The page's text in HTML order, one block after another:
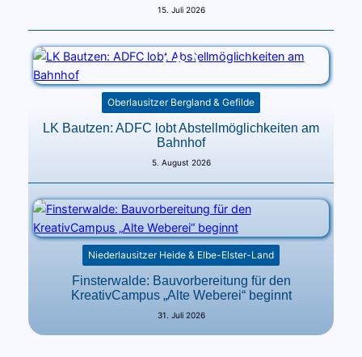
15. Juli 2026
Oberlausitzer Bergland & Gefilde
LK Bautzen: ADFC lobt Abstellmöglichkeiten am
Bahnhof
5. August 2026
Niederlausitzer Heide & Elbe-Elster-Land
Finsterwalde: Bauvorbereitung für den
KreativCampus „Alte Weberei“ beginnt
31. Juli 2026